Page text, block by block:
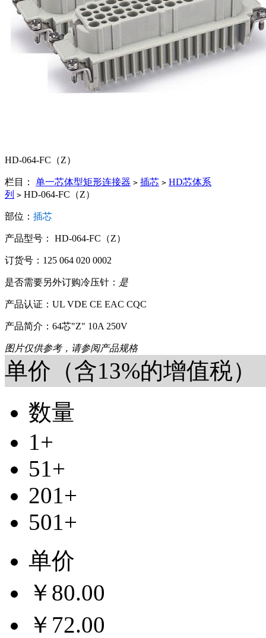
HD-064-FC（Z）
栏目： 单一芯体型矩形连接器 > 插芯 > HD芯体系
列 > HD-064-FC（Z）
部位： 插芯
产品型号： HD-064-FC（Z）
订货号：125 064 020 0002
是否需要另外订购冷压针： 是
产品认证：UL VDE CE EAC CQC
产品简介：64芯"Z" 10A 250V
图片仅供参考，请参阅产品规格
单价（含13%的增值税）
数量
1+
51+
201+
501+
单价
￥80.00
￥72.00